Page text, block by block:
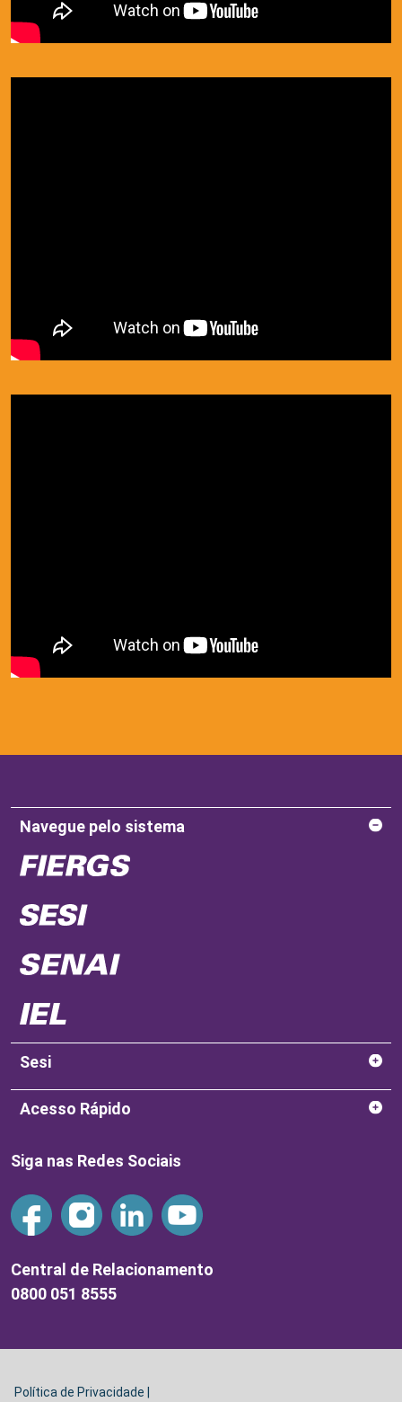
Navegue pelo sistema
Sesi
Acesso Rápido
Siga nas Redes Sociais
Central de Relacionamento
0800 051 8555
Política de Privacidade |